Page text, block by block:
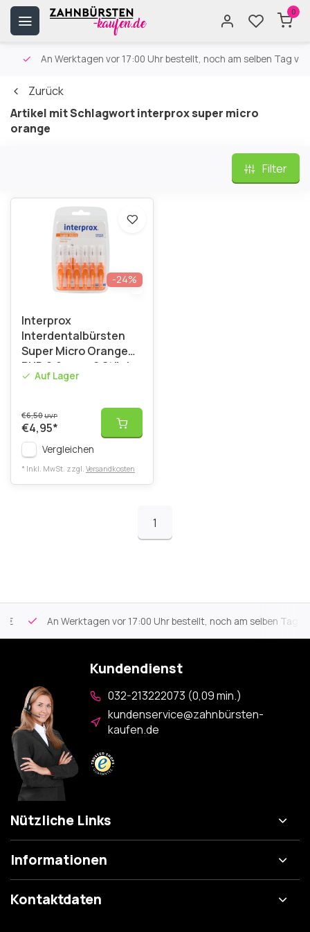
0
An Werktagen vor 17:00 Uhr bestellt, noch am selben Tag
Zurück
Artikel mit Schlagwort interprox super micro
orange
Filter
-24%
Interprox
Interdentalbürsten
Super Micro Orange
PHD 0.9 mm - 6 Stück
Auf Lager
€6,50UVP
€4,95*
Vergleichen
* Inkl. MwSt. zzgl. Versandkosten
1
An Werktagen vor 17:00 Uhr bestellt, noch am selben Tag
Kundendienst
032-213222073 (0,09 min.)
kundenservice@zahnbürsten-
kaufen.de
Nützliche Links
Informationen
Kontaktdaten